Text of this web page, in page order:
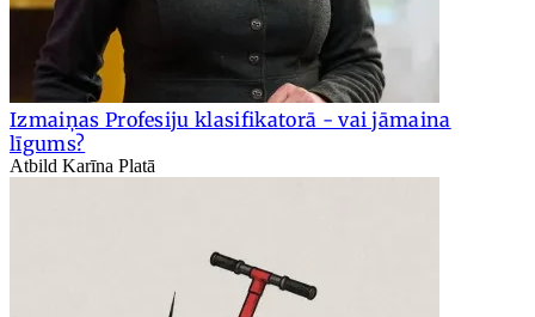
Izmaiņas Profesiju klasifikatorā - vai jāmaina
līgums?
Atbild Karīna Platā